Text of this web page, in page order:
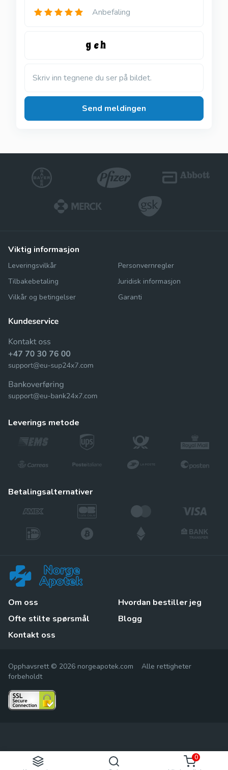
0
Anbefaling
Skriv inn tegnene du ser på bildet.
Send meldingen
viktig informasjon
Leveringsvilkår
Tilbakebetaling
Vilkår og betingelser
Personvernregler
Juridisk informasjon
Garanti
leverings metode
betalingsalternativer
Om oss
Ofte stilte spørsmål
Kontakt oss
Hvordan bestiller jeg
Blogg
Opphavsrett © 2026 norgeapotek.com Alle rettigheter
forbeholdt